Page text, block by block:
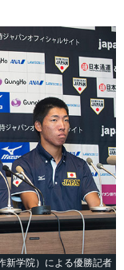
新学院）による優勝記者